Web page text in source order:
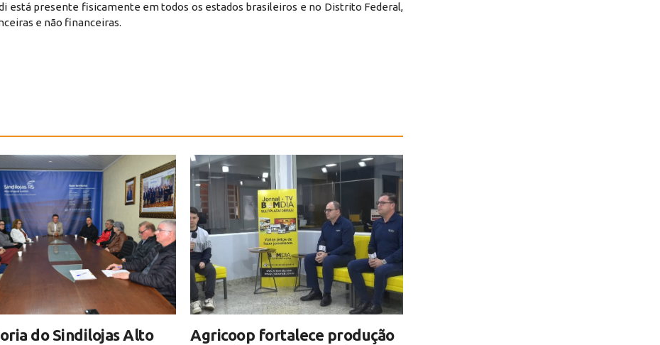
está presente fisicamente em todos os estados brasileiros e no Distrito Federal,
e não financeiras.
do Sindilojas Alto
Agricoop fortalece produção